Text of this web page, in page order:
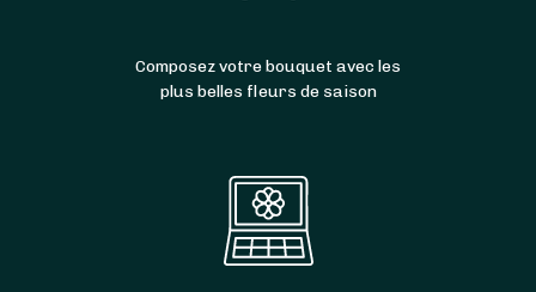
Composez votre bouquet avec les
plus belles fleurs de saison